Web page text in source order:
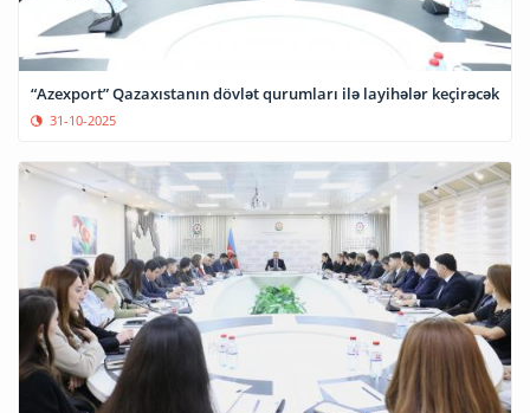
“Azexport” Qazaxıstanın dövlət qurumları ilə layihələr keçirəcək
31-10-2025